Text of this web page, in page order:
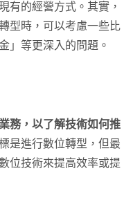
有的經營方式。其實，
型時，可以考慮一些比
」等更深入的問題。
務，以了解技術如何推
是進行數位轉型，但最
位技術來提高效率或提